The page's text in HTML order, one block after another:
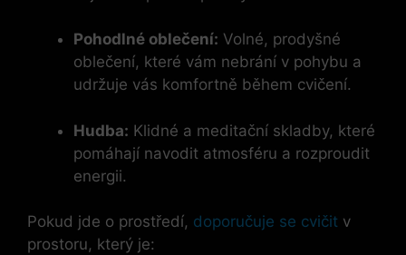
Pohodlné oblečení: Volné, prodyšné
oblečení, které vám nebrání v pohybu a
udržuje vás komfortně během cvičení.
Hudba: Klidné a meditační skladby, které
pomáhají navodit atmosféru a rozproudit
energii.
Pokud jde o prostředí, doporučuje se cvičit v
prostoru, který je: